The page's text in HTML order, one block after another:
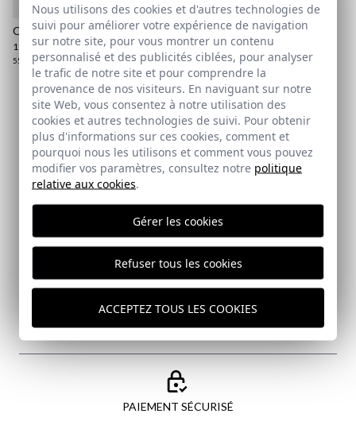
ici
CASQUETTE ARCE | VERDE
19,95 € 39,95 €
55
Abonnez-vous à notre Newsletter
Email
données
ENVOYER
PAIEMENT SÉCURISÉ
Nous utilisons des cookies et d'autres technologies de
suivi pour améliorer votre expérience de navigation
sur notre site, pour vous montrer un contenu
personnalisé et des publicités ciblées, pour analyser
le trafic de notre site et pour comprendre la
provenance de nos visiteurs. En naviguant sur notre
site Web, vous consentez à notre utilisation des
cookies et autres technologies de suivi. Pour obtenir
plus d'informations sur ces cookies, comment et
pourquoi nous les utilisons et comment vous pouvez
modifier vos paramètres, consultez notre politique
relative aux cookies.
Gérer les cookies
Refuser tous les cookies
ACCEPTEZ TOUS LES COOKIES